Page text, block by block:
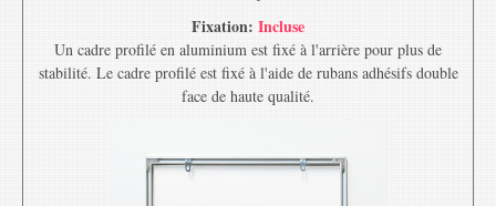
Fixation: Incluse
Un cadre profilé en aluminium est fixé à l'arrière pour plus de
stabilité. Le cadre profilé est fixé à l'aide de rubans adhésifs double
face de haute qualité.